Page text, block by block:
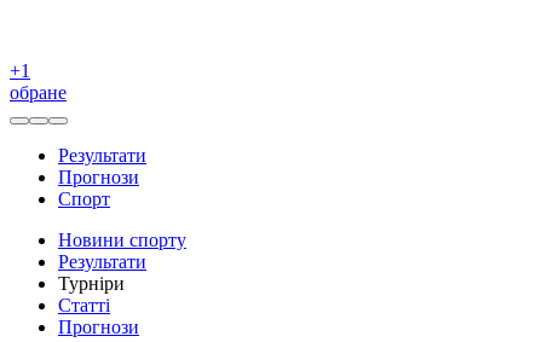
+1
обране
Результати
Прогнози
Спорт
Новини спорту
Результати
Турніри
Статті
Прогнози